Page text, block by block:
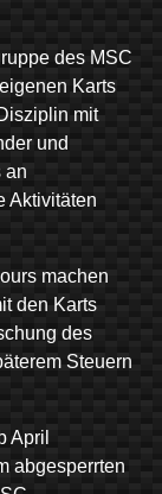
des MSC
Karts
mit
und
an
Aktivitäten
machen
den Karts
des
Steuern
April
abgesperrten